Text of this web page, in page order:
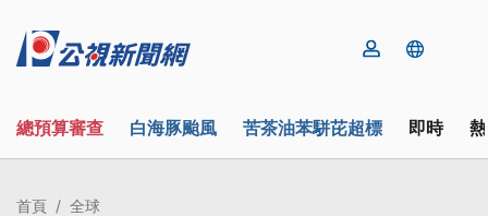
總預算審查 白海豚颱風 苦茶油苯駢芘超標 即時
首頁 全球